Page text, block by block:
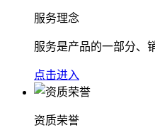
服务理念
服务是产品的一部分、
点击进入
资质荣誉